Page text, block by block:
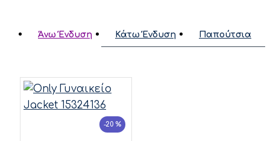
Άνω Ένδυση Κάτω Ένδυση Παπούτσια
-20 %